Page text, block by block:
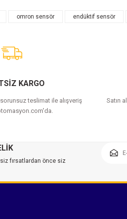
omron sensör endüktif sensör
KARGO
teslimat ile alışveriş
Satın
fırsatlardan önce siz